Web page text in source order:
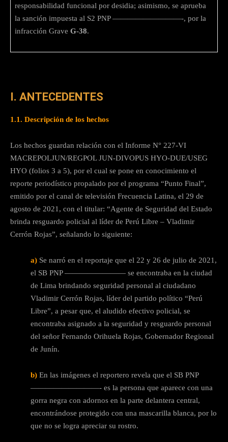
responsabilidad funcional por desidia; asimismo, se aprueba
la sanción impuesta al S2 PNP —————————-, por la
infracción Grave G-38.
I. ANTECEDENTES
1.1. Descripción de los hechos
Los hechos guardan relación con el Informe N° 227-VI
MACREPOLJUN/REGPOL JUN-DIVOPUS HYO-DUE/USEG
HYO (folios 3 a 5), por el cual se pone en conocimiento el
reporte periodístico propalado por el programa “Punto Final”,
emitido por el canal de televisión Frecuencia Latina, el 29 de
agosto de 2021, con el titular: “Agente de Seguridad del Estado
brinda resguardo policial al líder de Perú Libre – Vladimir
Cerrón Rojas”, señalando lo siguiente:
a) Se narró en el reportaje que el 22 y 26 de julio de 2021,
el SB PNP ———————— se encontraba en la ciudad
de Lima brindando seguridad personal al ciudadano
Vladimir Cerrón Rojas, líder del partido político “Perú
Libre”, a pesar que, el aludido efectivo policial, se
encontraba asignado a la seguridad y resguardo personal
del señor Fernando Orihuela Rojas, Gobernador Regional
de Junín.
b) En las imágenes el reportero revela que el SB PNP
—————————- es la persona que aparece con una
gorra negra con adornos en la parte delantera central,
encontrándose protegido con una mascarilla blanca, por lo
que no se logra apreciar su rostro.